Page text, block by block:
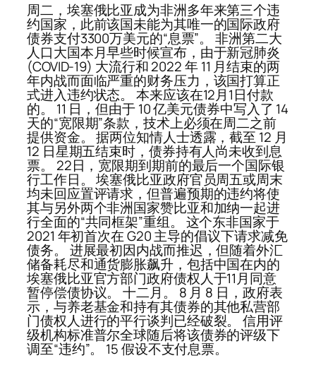
周二，埃塞俄比亚成为非洲多年来第三个违
约国家，此前该国未能为其唯一的国际政府
债券支付3300万美元的“息票”。 非洲第二大
人口大国本月早些时候宣布，由于新冠肺炎
(COVID-19) 大流行和 2022 年 11 月结束的两
年内战而面临严重的财务压力，该国打算正
式进入违约状态。 本来应该在12月1日付款
的。 11 日，但由于 10 亿美元债券中写入了 14
天的“宽限期”条款，技术上必须在周二之前
提供资金。 据两位知情人士透露，截至 12 月
12 日星期五结束时，债券持有人尚未收到息
票。 22日，宽限期到期前的最后一个国际银
行工作日。 埃塞俄比亚政府官员周五或周末
均未回应置评请求，但普遍预期的违约将使
其与另外两个非洲国家赞比亚和加纳一起进
行全面的“共同框架”重组。 这个东非国家于
2021 年初首次在 G20 主导的倡议下请求减免
债务。 进展最初因内战而推迟，但随着外汇
储备耗尽和通货膨胀飙升，包括中国在内的
埃塞俄比亚官方部门政府债权人于11月同意
暂停偿债协议。 十二月。 8 月 8 日，政府表
示，与养老基金和持有其债券的其他私营部
门债权人进行的平行谈判已经破裂。 信用评
级机构标准普尔全球随后将该债券的评级下
调至“违约”。 15 假设不支付息票。